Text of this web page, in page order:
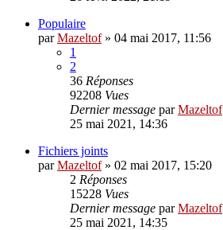
Populaire
parMazeltof» 04 mai 2017, 11:56
1
2
36 Réponses
92208 Vues
Dernier message parMazeltof
25 mai 2021, 14:36
Fichiers joints
parMazeltof» 02 mai 2017, 15:20
2 Réponses
15228 Vues
Dernier message parMazeltof
25 mai 2021, 14:35